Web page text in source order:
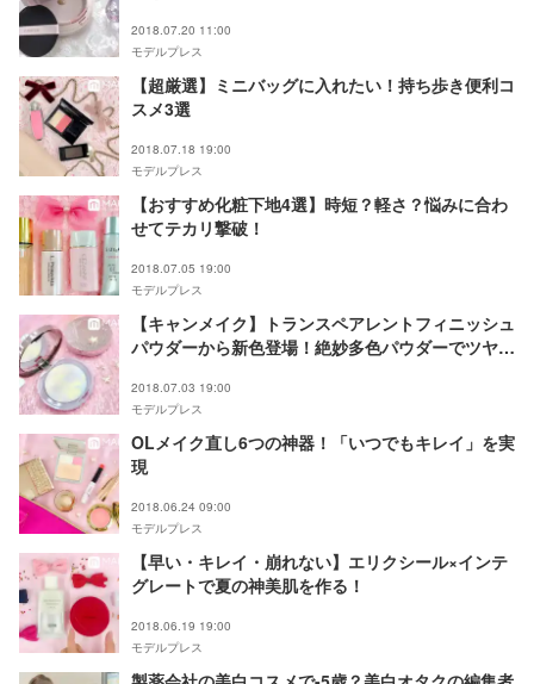
2018.07.20 11:00
モデルプレス
【超厳選】ミニバッグに入れたい！持ち歩き便利コ
スメ3選
2018.07.18 19:00
モデルプレス
【おすすめ化粧下地4選】時短？軽さ？悩みに合わ
せてテカリ撃破！
2018.07.05 19:00
モデルプレス
【キャンメイク】トランスペアレントフィニッシュ
パウダーから新色登場！絶妙多色パウダーでツヤほ
2018.07.03 19:00
モデルプレス
OLメイク直し6つの神器！「いつでもキレイ」を実
現
2018.06.24 09:00
モデルプレス
【早い・キレイ・崩れない】エリクシール×インテ
グレートで夏の神美肌を作る！
2018.06.19 19:00
モデルプレス